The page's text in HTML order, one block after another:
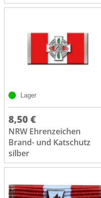
Lager
8,50 €
NRW Ehrenzeichen
Brand- und Katschutz
silber